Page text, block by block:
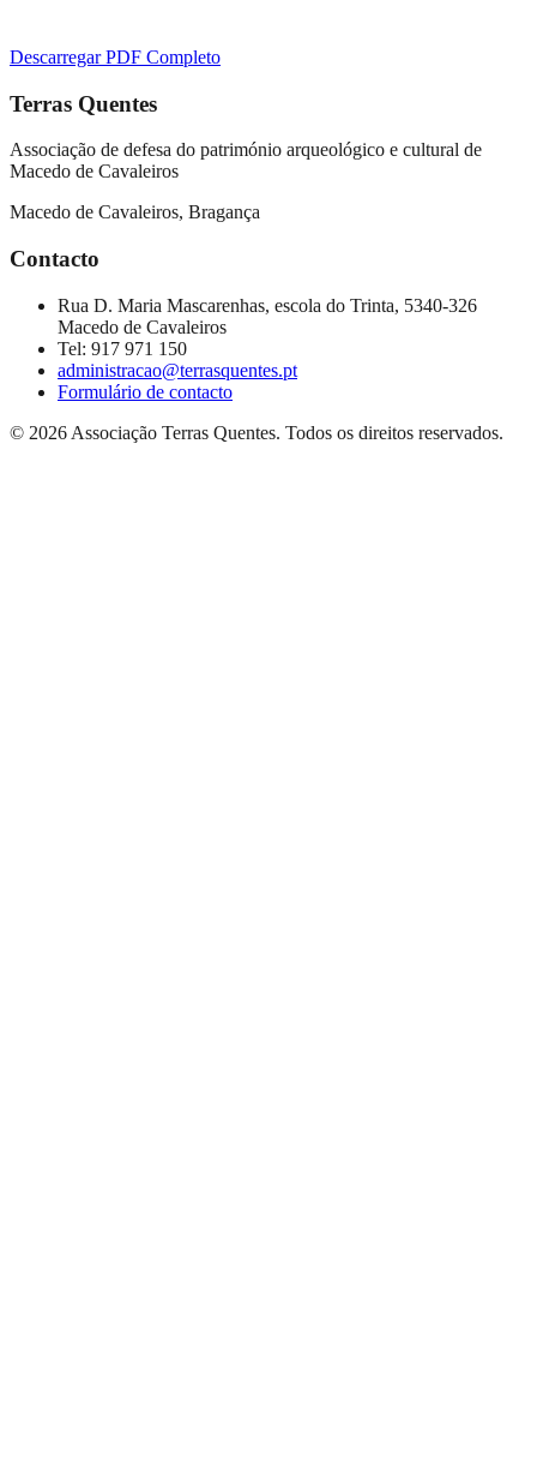
Descarregar PDF Completo
Terras Quentes
Associação de defesa do património arqueológico e cultural de
Macedo de Cavaleiros
Macedo de Cavaleiros, Bragança
Contacto
Rua D. Maria Mascarenhas, escola do Trinta, 5340-326
Macedo de Cavaleiros
Tel: 917 971 150
administracao@terrasquentes.pt
Formulário de contacto
© 2026 Associação Terras Quentes. Todos os direitos reservados.